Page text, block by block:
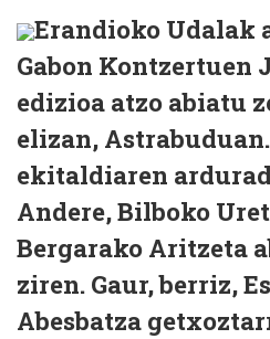
Erandioko Udalak
Gabon Kontzertuen
edizioa atzo abiatu
elizan,
ekitaldiaren
Andere, Bilboko
Bergarako Aritzeta
ziren. Gaur, berriz,
Abesbatza